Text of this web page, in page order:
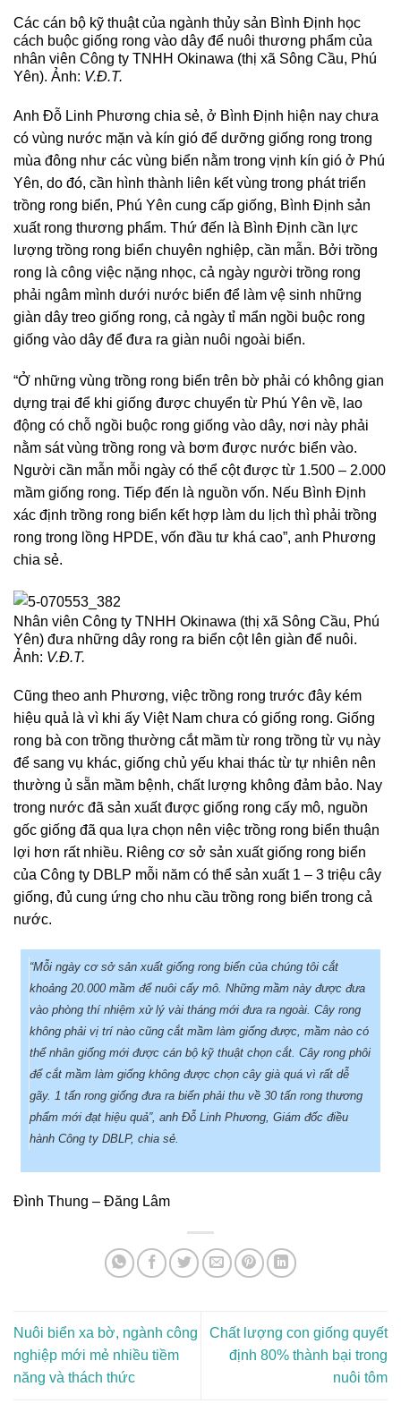
Các cán bộ kỹ thuật của ngành thủy sản Bình Định học
cách buộc giống rong vào dây để nuôi thương phẩm của
nhân viên Công ty TNHH Okinawa (thị xã Sông Cầu, Phú
Yên). Ảnh: V.Đ.T.
Anh Đỗ Linh Phương chia sẻ, ở Bình Định hiện nay chưa
có vùng nước mặn và kín gió để dưỡng giống rong trong
mùa đông như các vùng biển nằm trong vịnh kín gió ở Phú
Yên, do đó, cần hình thành liên kết vùng trong phát triển
trồng rong biển, Phú Yên cung cấp giống, Bình Định sản
xuất rong thương phẩm. Thứ đến là Bình Định cần lực
lượng trồng rong biển chuyên nghiệp, cần mẫn. Bởi trồng
rong là công việc nặng nhọc, cả ngày người trồng rong
phải ngâm mình dưới nước biển để làm vệ sinh những
giàn dây treo giống rong, cả ngày tỉ mẩn ngồi buộc rong
giống vào dây để đưa ra giàn nuôi ngoài biển.
“Ở những vùng trồng rong biển trên bờ phải có không gian
dựng trại để khi giống được chuyển từ Phú Yên về, lao
động có chỗ ngồi buộc rong giống vào dây, nơi này phải
nằm sát vùng trồng rong và bơm được nước biển vào.
Người cần mẫn mỗi ngày có thể cột được từ 1.500 – 2.000
mầm giống rong. Tiếp đến là nguồn vốn. Nếu Bình Định
xác định trồng rong biển kết hợp làm du lịch thì phải trồng
rong trong lồng HPDE, vốn đầu tư khá cao”, anh Phương
chia sẻ.
Nhân viên Công ty TNHH Okinawa (thị xã Sông Cầu, Phú
Yên) đưa những dây rong ra biển cột lên giàn để nuôi.
Ảnh: V.Đ.T.
Cũng theo anh Phương, việc trồng rong trước đây kém
hiệu quả là vì khi ấy Việt Nam chưa có giống rong. Giống
rong bà con trồng thường cắt mầm từ rong trồng từ vụ này
để sang vụ khác, giống chủ yếu khai thác từ tự nhiên nên
thường ủ sẵn mầm bệnh, chất lượng không đảm bảo. Nay
trong nước đã sản xuất được giống rong cấy mô, nguồn
gốc giống đã qua lựa chọn nên việc trồng rong biển thuận
lợi hơn rất nhiều. Riêng cơ sở sản xuất giống rong biển
của Công ty DBLP mỗi năm có thể sản xuất 1 – 3 triệu cây
giống, đủ cung ứng cho nhu cầu trồng rong biển trong cả
nước.
“Mỗi ngày cơ sở sản xuất giống rong biển của chúng tôi cắt
khoảng 20.000 mầm để nuôi cấy mô. Những mầm này được đưa
vào phòng thí nhiệm xử lý vài tháng mới đưa ra ngoài. Cây rong
không phải vị trí nào cũng cắt mầm làm giống được, mầm nào có
thể nhân giống mới được cán bộ kỹ thuật chọn cắt. Cây rong phôi
để cắt mầm làm giống không được chọn cây già quá vì rất dễ
gãy. 1 tấn rong giống đưa ra biển phải thu về 30 tấn rong thương
phẩm mới đạt hiệu quả”, anh Đỗ Linh Phương, Giám đốc điều
hành Công ty DBLP, chia sẻ.
Đình Thung – Đăng Lâm
Nuôi biển xa bờ, ngành công
nghiệp mới mẻ nhiều tiềm
năng và thách thức
Chất lượng con giống quyết
định 80% thành bại trong
nuôi tôm